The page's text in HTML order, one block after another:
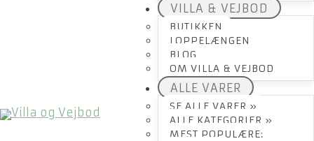
VILLA & VEJBOD
BUTIKKEN
LOPPELÆNGEN
BLOG
OM VILLA & VEJBOD
ALLE VARER
SE ALLE VARER »
ALLE KATEGORIER »
MEST POPULÆRE: